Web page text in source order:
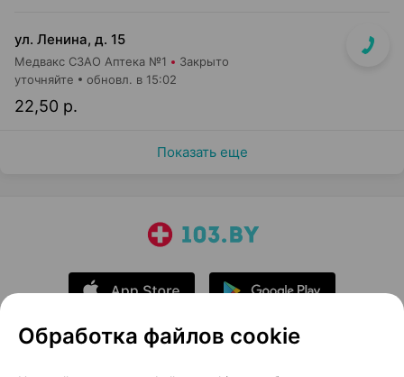
ул. Ленина, д. 15
Медвакс СЗАО Аптека №1 Закрыто
22,50 р.
уточняйте обновл. в 15:02
Показать еще
Обработка файлов cookie